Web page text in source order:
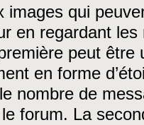
images qui
en regardant
peut être
en forme
nombre de
forum. La